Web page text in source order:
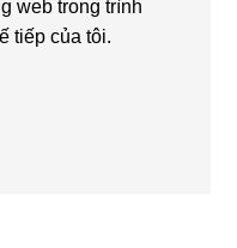
web trong trình
tiếp của tôi.